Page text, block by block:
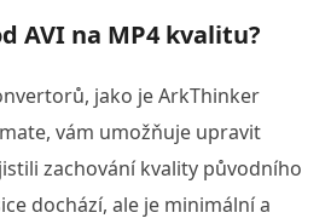
AVI na MP4 kvalitu?
jako je ArkThinker
vám umožňuje upravit
zachování kvality původního
dochází, ale je minimální a